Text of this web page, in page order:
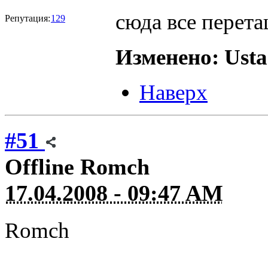
Репутация:129
сюда все
Изменено:
Наверх
#51
Offline Romch
17.04.2008 - 09:47 AM
Romch